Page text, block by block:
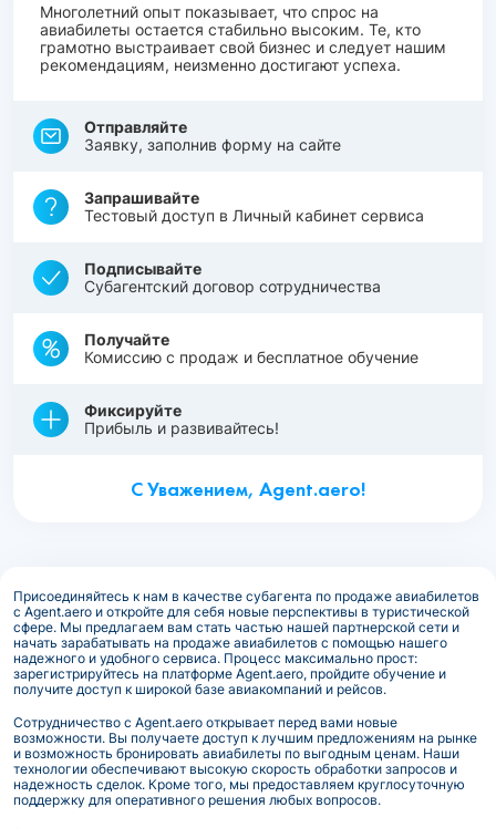
Многолетний опыт показывает, что спрос на
авиабилеты остается стабильно высоким. Те, кто
грамотно выстраивает свой бизнес и следует нашим
рекомендациям, неизменно достигают успеха.
Отправляйте
Заявку, заполнив форму на сайте
Запрашивайте
Тестовый доступ в Личный кабинет сервиса
Подписывайте
Субагентский договор сотрудничества
Получайте
Комиссию с продаж и бесплатное обучение
Фиксируйте
Прибыль и развивайтесь!
С Уважением, Agent.aero!
Присоединяйтесь к нам в качестве субагента по продаже авиабилетов
с Agent.aero и откройте для себя новые перспективы в туристической
сфере. Мы предлагаем вам стать частью нашей партнерской сети и
начать зарабатывать на продаже авиабилетов с помощью нашего
надежного и удобного сервиса. Процесс максимально прост:
зарегистрируйтесь на платформе Agent.aero, пройдите обучение и
получите доступ к широкой базе авиакомпаний и рейсов.
Сотрудничество с Agent.aero открывает перед вами новые
возможности. Вы получаете доступ к лучшим предложениям на рынке
и возможность бронировать авиабилеты по выгодным ценам. Наши
технологии обеспечивают высокую скорость обработки запросов и
надежность сделок. Кроме того, мы предоставляем круглосуточную
поддержку для оперативного решения любых вопросов.